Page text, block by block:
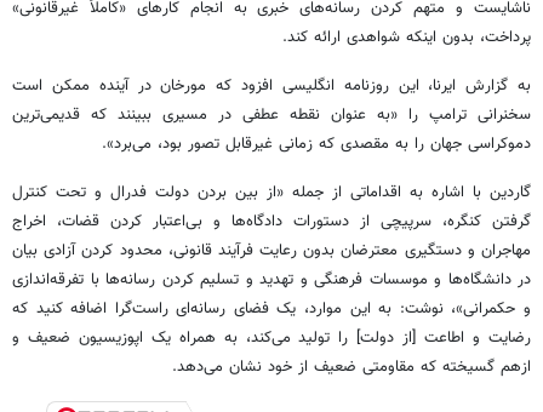
ناشایست و متهم کردن رسانه‌های خبری به انجام کارهای «کاملاً غیرقانونی»
پرداخت، بدون اینکه شواهدی ارائه کند.
به گزارش ایرنا، این روزنامه انگلیسی افزود که مورخان در آینده ممکن است
سخنرانی ترامپ را «به عنوان نقطه عطفی در مسیری ببینند که قدیمی‌ترین
دموکراسی جهان را به مقصدی که زمانی غیرقابل تصور بود، می‌برد».
گاردین با اشاره به اقداماتی از جمله «از بین بردن دولت فدرال و تحت کنترل
گرفتن کنگره، سرپیچی از دستورات دادگاه‌ها و بی‌اعتبار کردن قضات، اخراج
مهاجران و دستگیری معترضان بدون رعایت فرآیند قانونی، محدود کردن آزادی بیان
در دانشگاه‌ها و موسسات فرهنگی و تهدید و تسلیم کردن رسانه‌ها با تفرقه‌اندازی
و حکمرانی»، نوشت: به این موارد، یک فضای رسانه‌ای راست‌گرا اضافه کنید که
رضایت و اطاعت [از دولت] را تولید می‌کند، به همراه یک اپوزیسیون ضعیف و
ازهم گسیخته که مقاومتی ضعیف از خود نشان می‌دهد.